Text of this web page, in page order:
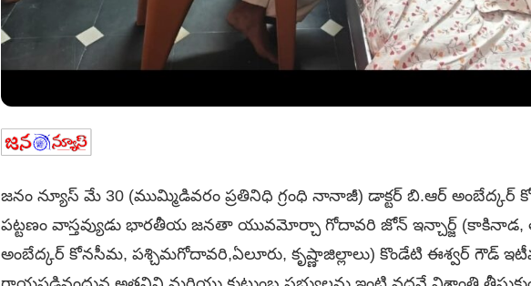
జనం న్యూస్ మే 30 (ముమ్మిడివరం ప్రతినిధి గ్రంధి నానాజీ) డాక్టర్ బి.ఆర్
పట్టణం వాస్తవ్యుడు భారతీయ జనతా యువమోర్చా గోదావరి జోన్ ఇన్చార్జ్ (కాకినాడ,
అంబేద్కర్ కోనసీమ, పశ్చిమగోదావరి,ఏలూరు, కృష్ణాజిల్లాలు) కొండేటి ఈశ్వర్ గౌడ్